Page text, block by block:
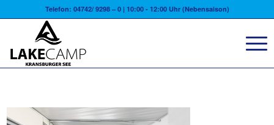
Telefon: 04742/ 9298 – 0 | 10:00 - 12:00 Uhr (Nebensaison)